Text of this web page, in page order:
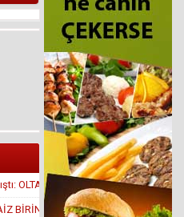
OLTA ATTILAR
BİRİN ALTINDA